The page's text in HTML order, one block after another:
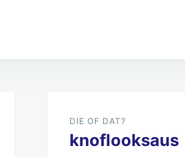
DIE OF DAT?
knoflooksaus